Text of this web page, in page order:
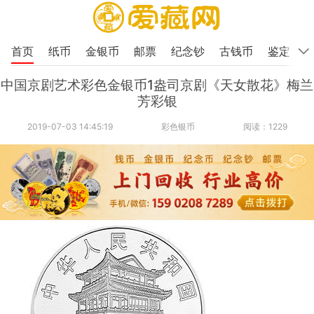
首页 纸币 金银币 邮票 纪念钞 古钱币 鉴定
中国京剧艺术彩色金银币1盎司京剧《天女散花》梅兰
芳彩银
2019-07-03 14:45:19 彩色银币 阅读：1229